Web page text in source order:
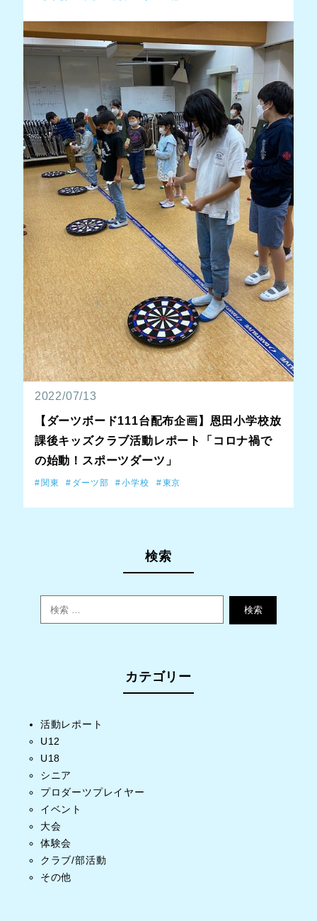
2022/07/13
【ダーツボード111台配布企画】恩田小学校放
課後キッズクラブ活動レポート「コロナ禍で
の始動！スポーツダーツ」
関東 ダーツ部 小学校 東京
検索
検索
カテゴリー
活動レポート
U12
U18
シニア
プロダーツプレイヤー
イベント
大会
体験会
クラブ/部活動
その他